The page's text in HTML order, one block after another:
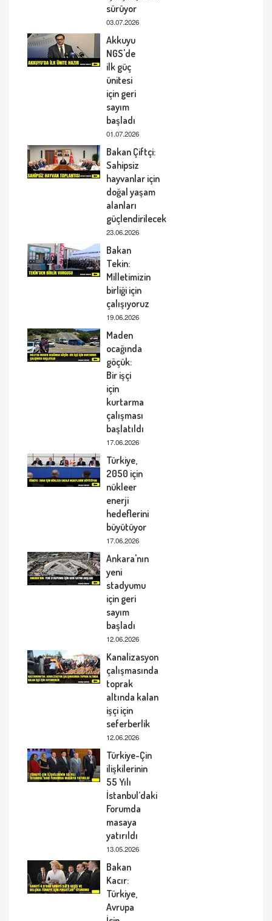
sürüyor
03.07.2026
Akkuyu
NGS'de
ilk güç
ünitesi
için geri
sayım
başladı
01.07.2026
Bakan Çiftçi:
Sahipsiz
hayvanlar için
doğal yaşam
alanları
güçlendirilecek
23.06.2026
Bakan
Tekin:
Milletimizin
birliği için
çalışıyoruz
19.06.2026
Maden
ocağında
göçük:
Bir işçi
için
kurtarma
çalışması
başlatıldı
17.06.2026
Türkiye,
2050 için
nükleer
enerji
hedeflerini
büyütüyor
17.06.2026
Ankara'nın
yeni
stadyumu
için geri
sayım
başladı
12.06.2026
Kanalizasyon
çalışmasında
toprak
altında kalan
işçi için
seferberlik
12.06.2026
Türkiye-Çin
ilişkilerinin
55 Yılı
İstanbul’daki
Forumda
masaya
yatırıldı
13.05.2026
Bakan
Kacır:
Türkiye,
Avrupa